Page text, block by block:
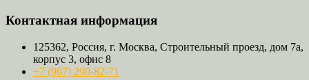
Контактная информация
125362, Россия, г. Москва, Строительный проезд, дом 7а,
корпус 3, офис 8
+7 (967) 290-82-71